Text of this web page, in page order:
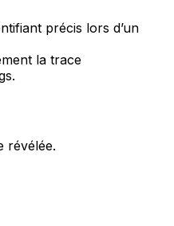
précis lors d’un
la trace
révélée.